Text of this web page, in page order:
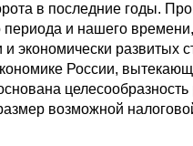
в последние годы.
периода и нашего
экономически развитых
России,
целесообразность
возможной